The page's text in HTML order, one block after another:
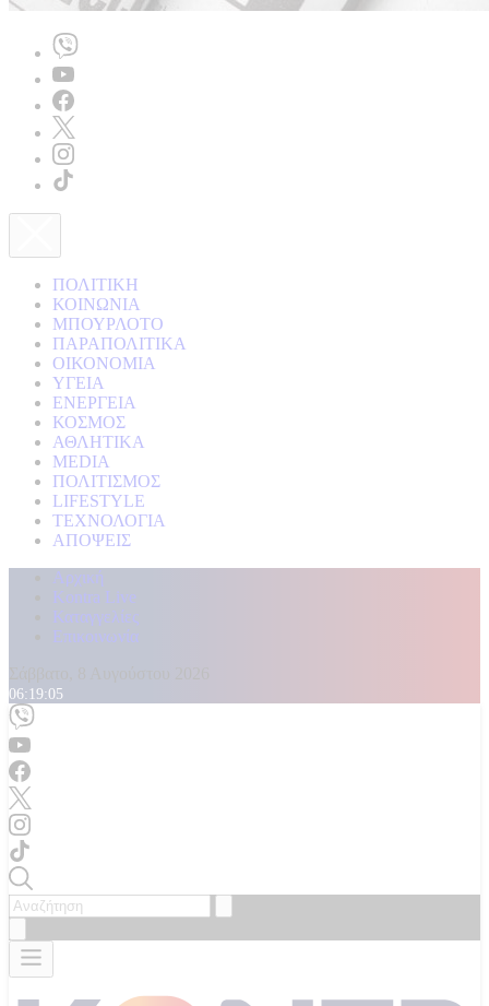
ΠΟΛΙΤΙΚΗ
ΚΟΙΝΩΝΙΑ
ΜΠΟΥΡΛΟΤΟ
ΠΑΡΑΠΟΛΙΤΙΚΑ
ΟΙΚΟΝΟΜΙΑ
ΥΓΕΙΑ
ΕΝΕΡΓΕΙΑ
ΚΟΣΜΟΣ
ΑΘΛΗΤΙΚΑ
MEDIA
ΠΟΛΙΤΙΣΜΟΣ
LIFESTYLE
ΤΕΧΝΟΛΟΓΙΑ
ΑΠΟΨΕΙΣ
Αρχική
Kontra Live
Καταγγελίες
Επικοινωνία
06:19:07